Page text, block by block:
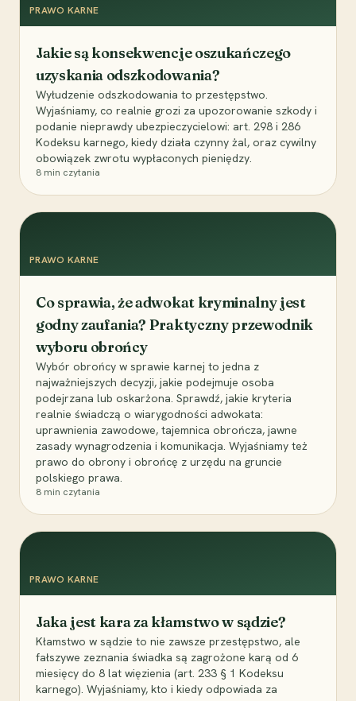
PRAWO KARNE
Jakie są konsekwencje oszukańczego
uzyskania odszkodowania?
Wyłudzenie odszkodowania to przestępstwo.
Wyjaśniamy, co realnie grozi za upozorowanie szkody i
podanie nieprawdy ubezpieczycielowi: art. 298 i 286
Kodeksu karnego, kiedy działa czynny żal, oraz cywilny
obowiązek zwrotu wypłaconych pieniędzy.
8 min czytania
PRAWO KARNE
Co sprawia, że adwokat kryminalny jest
godny zaufania? Praktyczny przewodnik
wyboru obrońcy
Wybór obrońcy w sprawie karnej to jedna z
najważniejszych decyzji, jakie podejmuje osoba
podejrzana lub oskarżona. Sprawdź, jakie kryteria
realnie świadczą o wiarygodności adwokata:
uprawnienia zawodowe, tajemnica obrończa, jawne
zasady wynagrodzenia i komunikacja. Wyjaśniamy też
prawo do obrony i obrońcę z urzędu na gruncie
polskiego prawa.
8 min czytania
PRAWO KARNE
Jaka jest kara za kłamstwo w sądzie?
Kłamstwo w sądzie to nie zawsze przestępstwo, ale
fałszywe zeznania świadka są zagrożone karą od 6
miesięcy do 8 lat więzienia (art. 233 § 1 Kodeksu
karnego). Wyjaśniamy, kto i kiedy odpowiada za